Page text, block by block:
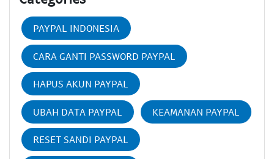
PAYPAL INDONESIA
CARA GANTI PASSWORD PAYPAL
HAPUS AKUN PAYPAL
UBAH DATA PAYPAL KEAMANAN PAYPAL
RESET SANDI PAYPAL